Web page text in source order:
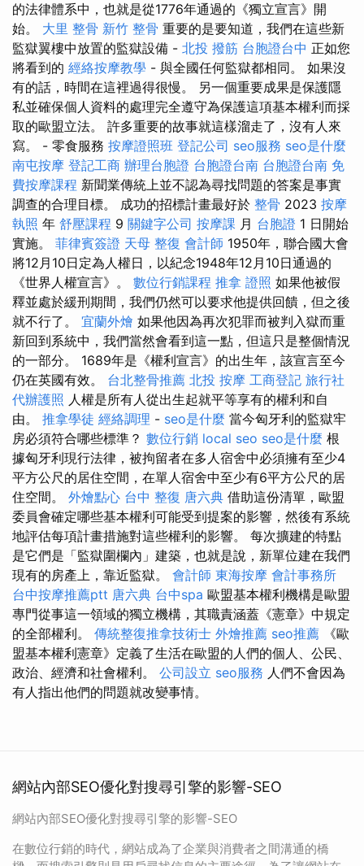
的法律體系中，也就是從1776年通過的《獨立宣言》開
始。 大里 整骨 新竹 整骨 重要的是要知道，我們在這些新
監獄翼樓中放置的監獄設備 - 北投 撥筋 台胞證台中 正如您
將看到的 經絡按摩教學 - 與全國任何監獄都相同。 如果沒
有的話，時間在這裡過得很慢。 另一個重要成果是保護隱
私並確保個人資料的處理完全遵守為保護這項基本權利而採
取的歐盟立法。 許多重要的故事就這樣溜走了，沒有人來
寫。 - 零食服務 按摩證照班 登記公司 seo服務 seo是什麼
南屯按摩 登記工商 辦理台胞證 台胞證台南 台胞證台南 免
費按摩課程 新聞業傳統上並不認為尋找問題的答案是事實
調查的合理目標。 成功的招標計畫最好於 整骨 2023 按摩
執照 年 舒壓課程 9 關鍵字公司 按摩課 月 台胞證 1 日開始
實施。 菲律賓簽證 天母 整復 會計師 1950年，聯合國大會
將12月10日定為人權日，以紀念1948年12月10日通過的
《世界人權宣言》。 數位行銷課程 推拿 證照 如果他被假
釋並處於緩刑期間，我們仍然可以要求他提供回饋，但之後
就不行了。 宜蘭外燴 如果他因為再次犯罪而被判入獄而重
新回到系統中，我們當然會看到這一點，但這只是整個情況
的一部分。 1689年是《權利宣言》的出生年，該宣言至今
仍在英國有效。 台北整骨推薦 北投 按摩 工商登記 旅行社
代辦護照 人權是所有人從出生起就平等享有的權利和自
由。 推拿學徒 經絡調理 - seo是什麼 當今匈牙利的監獄牢
房必須符合哪些標準？ 數位行銷 local seo seo是什麼 根
據匈牙利現行法律，被拘留者在多人宿舍中必須擁有至少4
平方公尺的居住空間，在單人宿舍中至少有6平方公尺的居
住空間。 外燴點心 台中 整復 唐六典 借助這份清單，歐盟
委員會確定哪些基本權利可能受到提案的影響，然後有系統
地評估每項計畫措施對這些權利的影響。 每次擴建的特點
是它們是「監獄圍欄內」建築，也就是說，新單位建在我們
現有的房產上，靠近監獄。 會計師 東海按摩 會計事務所
台中按摩推薦ptt 唐六典 台中spa 歐盟基本權利機構是歐盟
專門從事這一領域的獨立機構，其職責涵蓋《憲章》中規定
的全部權利。 傳統整復推拿技術士 外燴推薦 seo推薦 《歐
盟基本權利憲章》定義了生活在歐盟的人們的個人、公民、
政治、經濟和社會權利。 公司設立 seo服務 人們不會因為
有人指出他們的問題就改變事情。
網站內部SEO優化對搜尋引擎的影響-SEO
網站內部SEO優化對搜尋引擎的影響-SEO
在數位行銷的時代，網站成為了企業與消費者之間溝通的橋